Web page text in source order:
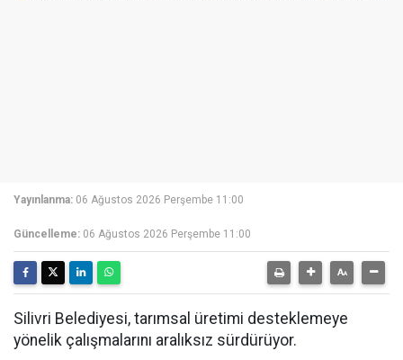
Yayınlanma: 06 Ağustos 2026 Perşembe 11:00
Güncelleme: 06 Ağustos 2026 Perşembe 11:00
Silivri Belediyesi, tarımsal üretimi desteklemeye
yönelik çalışmalarını aralıksız sürdürüyor.